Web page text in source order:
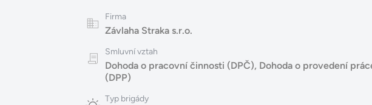
Firma
Závlaha Straka s.r.o.
Smluvní vztah
Dohoda o pracovní činnosti (DPČ), Dohoda o provedení
(DPP)
Typ brigády